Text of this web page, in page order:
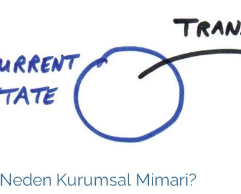
Neden Kurumsal Mimari?